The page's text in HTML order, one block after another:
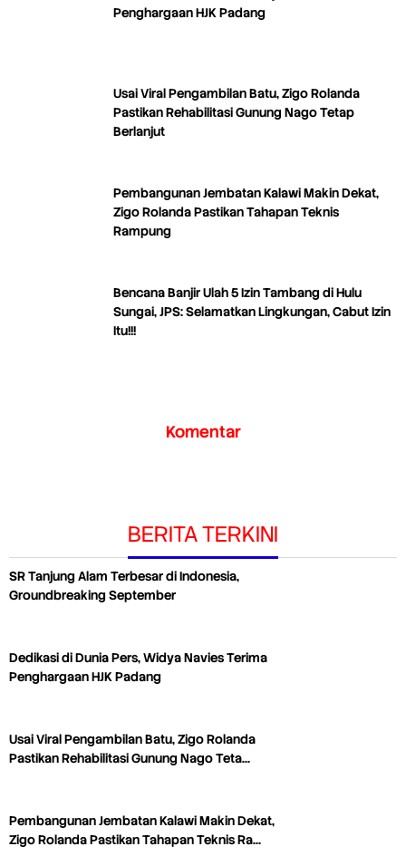
Penghargaan HJK Padang
Usai Viral Pengambilan Batu, Zigo Rolanda
Pastikan Rehabilitasi Gunung Nago Tetap
Berlanjut
Pembangunan Jembatan Kalawi Makin Dekat,
Zigo Rolanda Pastikan Tahapan Teknis
Rampung
Bencana Banjir Ulah 5 Izin Tambang di Hulu
Sungai, JPS: Selamatkan Lingkungan, Cabut Izin
Itu!!!
Komentar
BERITA TERKINI
SR Tanjung Alam Terbesar di Indonesia,
Groundbreaking September
Dedikasi di Dunia Pers, Widya Navies Terima
Penghargaan HJK Padang
Usai Viral Pengambilan Batu, Zigo Rolanda
Pastikan Rehabilitasi Gunung Nago Teta…
Pembangunan Jembatan Kalawi Makin Dekat,
Zigo Rolanda Pastikan Tahapan Teknis Ra…